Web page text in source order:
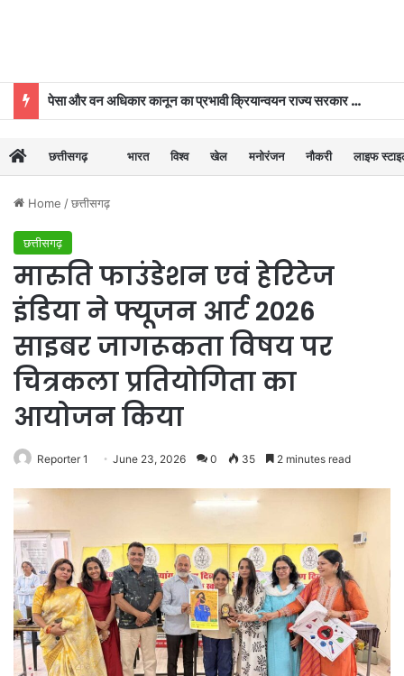
पेसा और वन अधिकार कानून का प्रभावी क्रियान्वयन राज्य सरकार की प्राथमिकताओं में शामिल : मुख्यमंत्री विष्णुदेव साय
छत्तीसगढ़ भारत विश्व खेल मनोरंजन नौकरी लाइफ
Home /छत्तीसगढ़
छत्तीसगढ़
मारुति फाउंडेशन एवं हेरिटेज
इंडिया ने फ्यूजन आर्ट 2026
साइबर जागरूकता विषय पर
चित्रकला प्रतियोगिता का
आयोजन किया
Reporter 1 June 23, 2026 0 35 2 minutes read